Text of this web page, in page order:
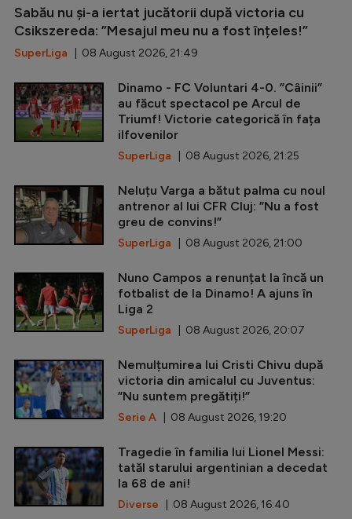
Sabău nu și-a iertat jucătorii după victoria cu
Csikszereda: ”Mesajul meu nu a fost înțeles!”
SuperLiga | 08 August 2026, 21:49
Dinamo - FC Voluntari 4-0. ”Câinii”
au făcut spectacol pe Arcul de
Triumf! Victorie categorică în fața
ilfovenilor
SuperLiga | 08 August 2026, 21:25
Neluțu Varga a bătut palma cu noul
antrenor al lui CFR Cluj: ”Nu a fost
greu de convins!”
SuperLiga | 08 August 2026, 21:00
Nuno Campos a renunțat la încă un
fotbalist de la Dinamo! A ajuns în
Liga 2
SuperLiga | 08 August 2026, 20:07
Nemulțumirea lui Cristi Chivu după
victoria din amicalul cu Juventus:
”Nu suntem pregătiți!”
Serie A | 08 August 2026, 19:20
Tragedie în familia lui Lionel Messi:
tatăl starului argentinian a decedat
la 68 de ani!
Diverse | 08 August 2026, 16:40